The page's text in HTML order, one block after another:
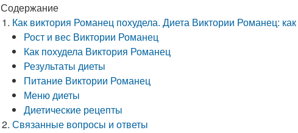
Содержание
Как виктория Романец похудела. Диета Виктории Романец:
Рост и вес Виктории Романец
Как похудела Виктория Романец
Результаты диеты
Питание Виктории Романец
Меню диеты
Диетические рецепты
Связанные вопросы и ответы